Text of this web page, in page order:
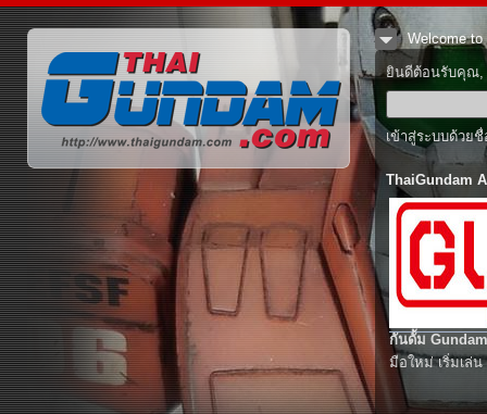
Welcome to
ยินดีต้อนรับคุณ,
เข้าสู่ระบบด้วย
ThaiGundam
กันดั้ม
มือใหม่ เริ่มเล่น